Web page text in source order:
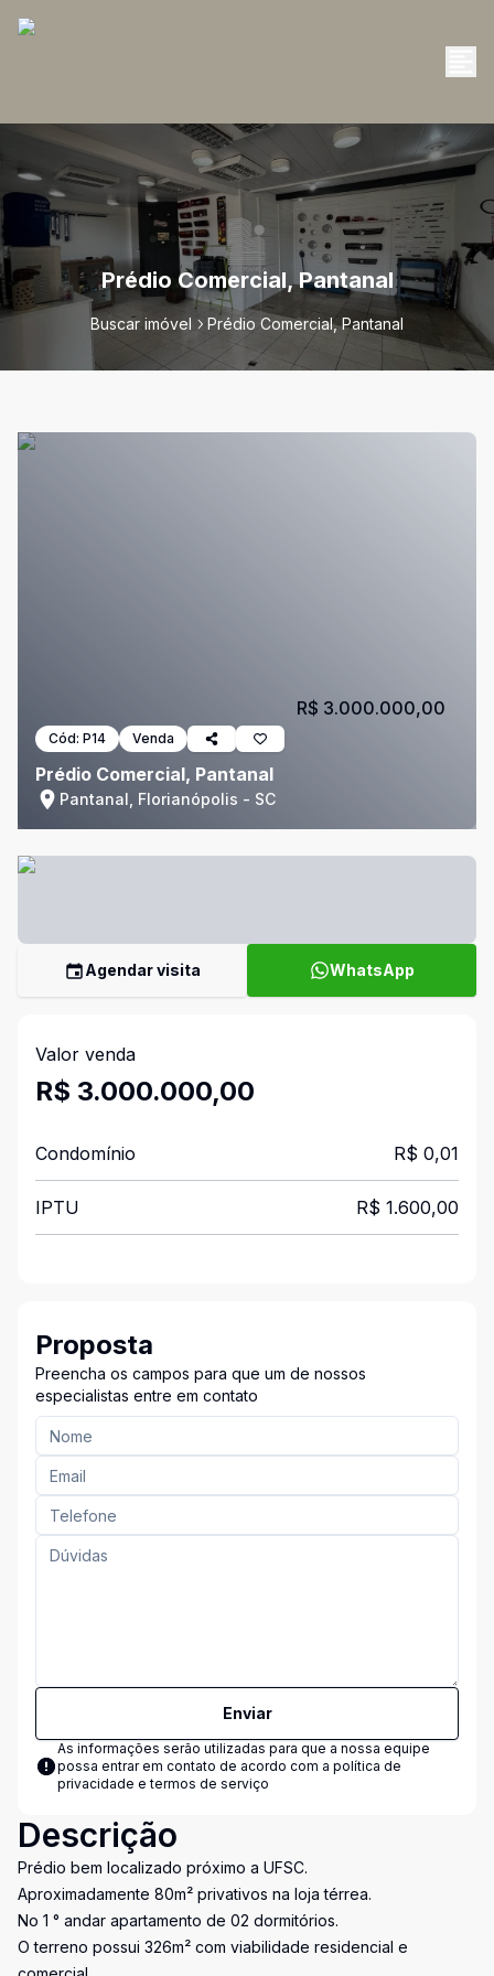
Prédio Comercial, Pantanal
Buscar imóvel Prédio Comercial, Pantanal
Cód: P14 Venda
Prédio Comercial, Pantanal
Pantanal, Florianópolis - SC
R$ 3.000.000,00
Agendar visita WhatsApp
Valor venda
R$ 3.000.000,00
Condomínio R$ 0,01
IPTU R$ 1.600,00
Proposta
Preencha os campos para que um de nossos
especialistas entre em contato
Enviar
As informações serão utilizadas para que a nossa equipe
possa entrar em contato de acordo com a política de
privacidade e termos de serviço
Descrição
Prédio bem localizado próximo a UFSC.
Aproximadamente 80m² privativos na loja térrea.
No 1 ° andar apartamento de 02 dormitórios.
O terreno possui 326m² com viabilidade residencial e